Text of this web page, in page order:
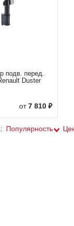
подв. перед.
Duster
от7 810 ₽
Популярность